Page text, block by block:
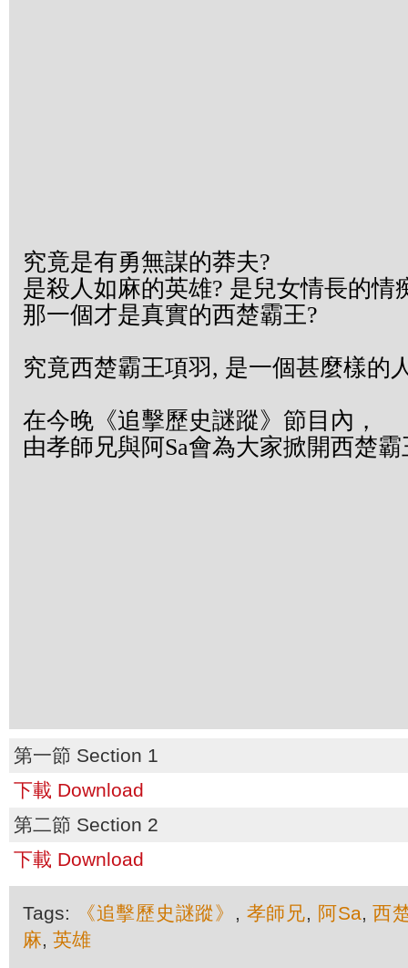
究竟是有勇無謀的莽夫?
是殺人如麻的英雄? 是兒女情長的
那一個才是真實的西楚霸王?
究竟西楚霸王項羽, 是一個甚麼樣的
在今晚《追擊歷史謎蹤》節目內，
由孝師兄與阿Sa會為大家掀開西楚
第一節 Section 1
下載 Download
第二節 Section 2
下載 Download
Tags: 《追擊歷史謎蹤》 , 孝師兄, 阿Sa,西
麻, 英雄